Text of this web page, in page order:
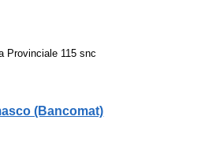
Provinciale 115 snc
(Bancomat)